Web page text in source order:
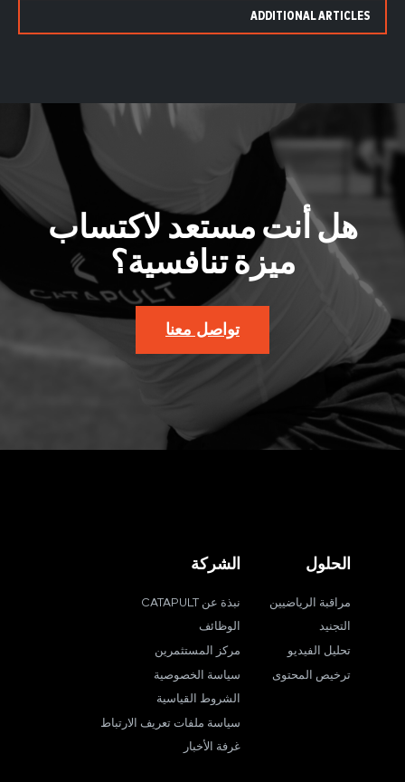
ADDITIONAL ARTICLES
هل أنت مستعد لاكتساب
ميزة تنافسية؟
تواصل معنا
الحلول
مراقبة الرياضيين
التجنيد
تحليل الفيديو
ترخيص المحتوى
الشركة
نبذة عن CATAPULT
الوظائف
مركز المستثمرين
سياسة الخصوصية
الشروط القياسية
سياسة ملفات تعريف الارتباط
غرفة الأخبار